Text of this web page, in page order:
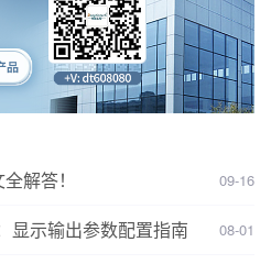
解答！ 09-16
显示输出参数配置指南 08-01